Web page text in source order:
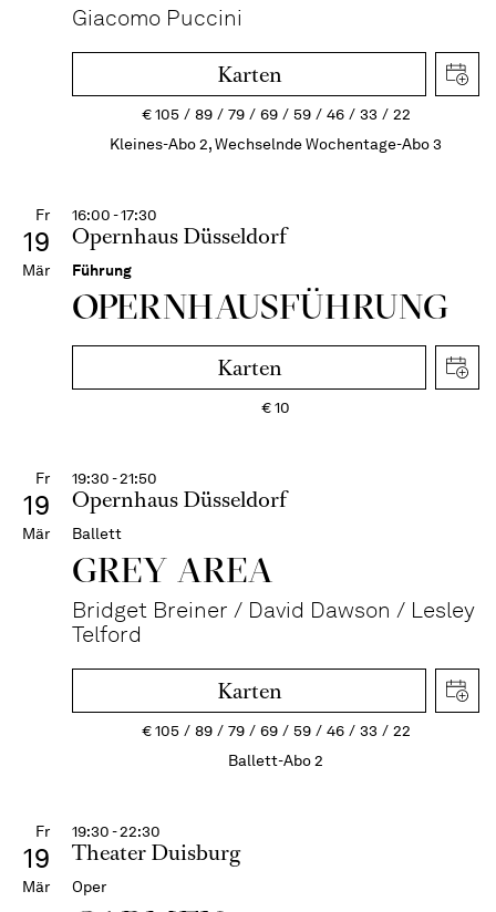
Giacomo Puccini
Karten
€105 89 79 69 59 46 33
22
Kleines-Abo 2, Wechselnde Wochentage-Abo 3
Fr
19
Mär
16:00 - 17:30
Opernhaus Düsseldorf
Führung
OPERN­HAUS­FÜH­RUNG
Karten
€10
Fr
19
Mär
19:30 - 21:50
Opernhaus Düsseldorf
Ballett
GREY AREA
Bridget Breiner / David Dawson / Lesley
Telford
Karten
€105 89 79 69 59 46 33
22
Ballett-Abo 2
Fr
19
Mär
19:30 - 22:30
Theater Duisburg
Oper